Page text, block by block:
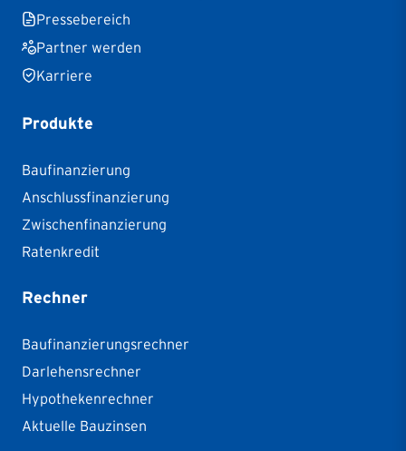
Pressebereich
Partner werden
Karriere
Produkte
Baufinanzierung
Anschlussfinanzierung
Zwischenfinanzierung
Ratenkredit
Rechner
Baufinanzierungsrechner
Darlehensrechner
Hypothekenrechner
Aktuelle Bauzinsen